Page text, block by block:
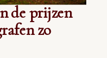
de prijzen
zo